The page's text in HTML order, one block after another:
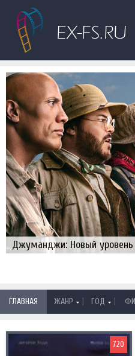
Джуманджи: Новый уровень
ГЛАВНАЯ ЖАНР | ГОД |
720